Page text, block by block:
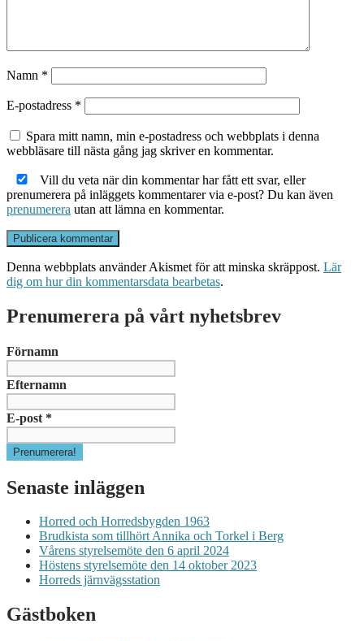
Namn *
E-postadress *
Spara mitt namn, min e-postadress och webbplats i denna
webbläsare till nästa gång jag skriver en kommentar.
Vill du veta när din kommentar har fått ett svar, eller
prenumerera på inläggets kommentarer via e-post? Du kan även
prenumerera utan att lämna en kommentar.
Denna webbplats använder Akismet för att minska skräppost. Lär
dig om hur din kommentarsdata bearbetas.
Prenumerera på vårt nyhetsbrev
Förnamn
Efternamn
E-post *
Senaste inläggen
Horred och Horredsbygden 1963
Brudkista som tillhört Annika och Torkel i Berg
Vårens styrelsemöte den 6 april 2024
Höstens styrelsemöte den 14 oktober 2023
Horreds järnvägsstation
Gästboken